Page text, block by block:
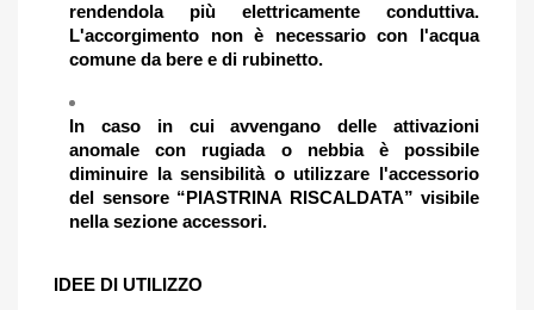
rendendola più elettricamente conduttiva.
L'accorgimento non è necessario con l'acqua
comune da bere e di rubinetto.
In caso in cui avvengano delle attivazioni
anomale con rugiada o nebbia è possibile
diminuire la sensibilità o utilizzare l'accessorio
del sensore “PIASTRINA RISCALDATA” visibile
nella sezione accessori.
IDEE DI UTILIZZO